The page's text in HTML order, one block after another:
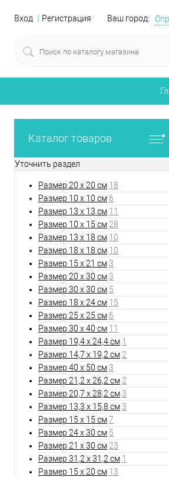
Вход Регистрация Ваш город:
Каталог товаров
Уточнить раздел
Размер 20 х 20 см 18
Размер 10 х 10 см 6
Размер 13 х 13 см 11
Размер 10 х 15 см 28
Размер 13 х 18 см 10
Размер 18 х 18 см 10
Размер 15 х 21 см3
Размер 20 х 30 см3
Размер 30 х 30 см 5
Размер 18 х 24 см 15
Размер 25 х 25 см 6
Размер 30 х 40 см 11
Размер 19,4 х 24,4 см 1
Размер 14,7 х 19,2 см 2
Размер 40 х 50 см3
Размер 21,2 х 26,2 см 2
Размер 20,7 х 28,2 см3
Размер 13,3 х 15,8 см3
Размер 15 х 15 см7
Размер 24 х 30 см 5
Размер 21 х 30 см 23
Размер 31,2 х 31,2 см 1
Размер 15 х 20 см 13